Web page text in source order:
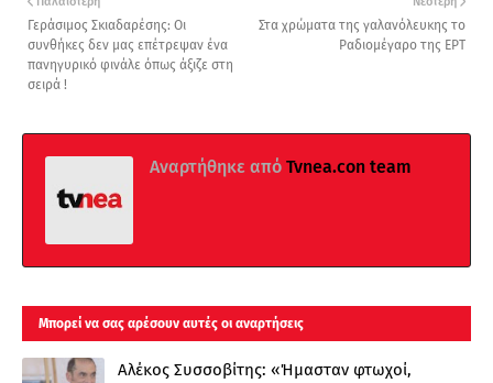
Στα χρώματα της γαλανόλευκης το
Ραδιομέγαρο της ΕΡΤ
Γεράσιμος Σκιαδαρέσης: Οι
συνθήκες δεν μας επέτρεψαν ένα
πανηγυρικό φινάλε όπως άξιζε στη
σειρά !
Αναρτήθηκε από Tvnea.con team
Μπορεί να σας αρέσουν αυτές οι αναρτήσεις
Αλέκος Συσσοβίτης: «Ήμασταν φτωχοί,